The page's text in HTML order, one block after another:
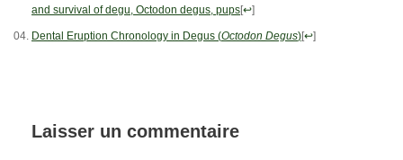
and survival of degu, Octodon degus, pups[↩]
Dental Eruption Chronology in Degus (Octodon Degus)[↩]
Laisser un commentaire